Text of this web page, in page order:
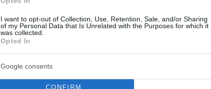
I want to opt-out of Collection, Use, Retention, Sale, and/or Sharing
of my Personal Data that Is Unrelated with the Purposes for which it
was collected.
Opted In
Google consents
CONFIRM